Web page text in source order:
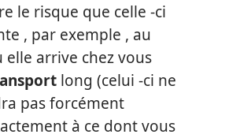
le risque que celle -ci
, par exemple , au
arrive chez vous
long (celui -ci ne
pas forcément
à ce dont vous